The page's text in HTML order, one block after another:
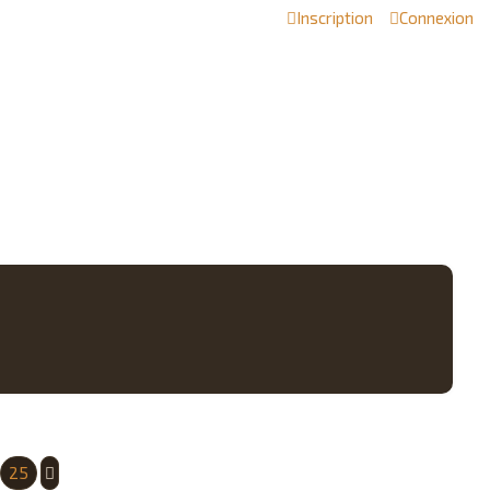
Connexion
Inscription
25